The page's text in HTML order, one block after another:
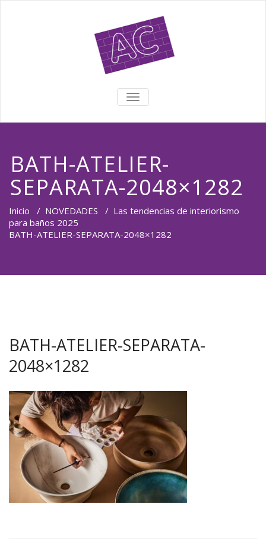
TOGGLE NAVIGATION
BATH-ATELIER-
SEPARATA-2048×1282
Inicio / NOVEDADES / Las tendencias de interiorismo
para baños 2025
BATH-ATELIER-SEPARATA-2048×1282
BATH-ATELIER-SEPARATA-
2048×1282